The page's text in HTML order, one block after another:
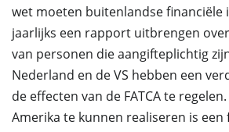
wet moeten buitenlandse financiële
jaarlijks een rapport uitbrengen
van personen die aangifteplichtig
Nederland en de VS hebben een
de effecten van de FATCA te
Amerika te kunnen realiseren is een